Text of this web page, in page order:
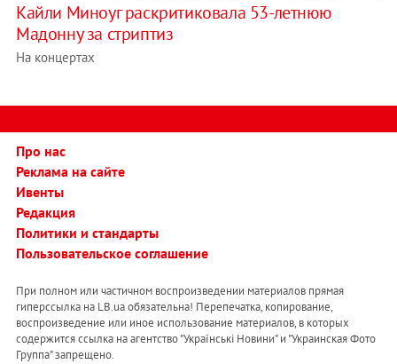
Кайли Миноуг раскритиковала 53-летнюю
Мадонну за стриптиз
На концертах
Про нас
Реклама на сайте
Ивенты
Редакция
Политики и стандарты
Пользовательское соглашение
При полном или частичном воспроизведении материалов прямая
гиперссылка на LB.ua обязательна! Перепечатка, копирование,
воспроизведение или иное использование материалов, в которых
содержится ссылка на агентство "Українськi Новини" и "Украинская Фото
Группа" запрещено.